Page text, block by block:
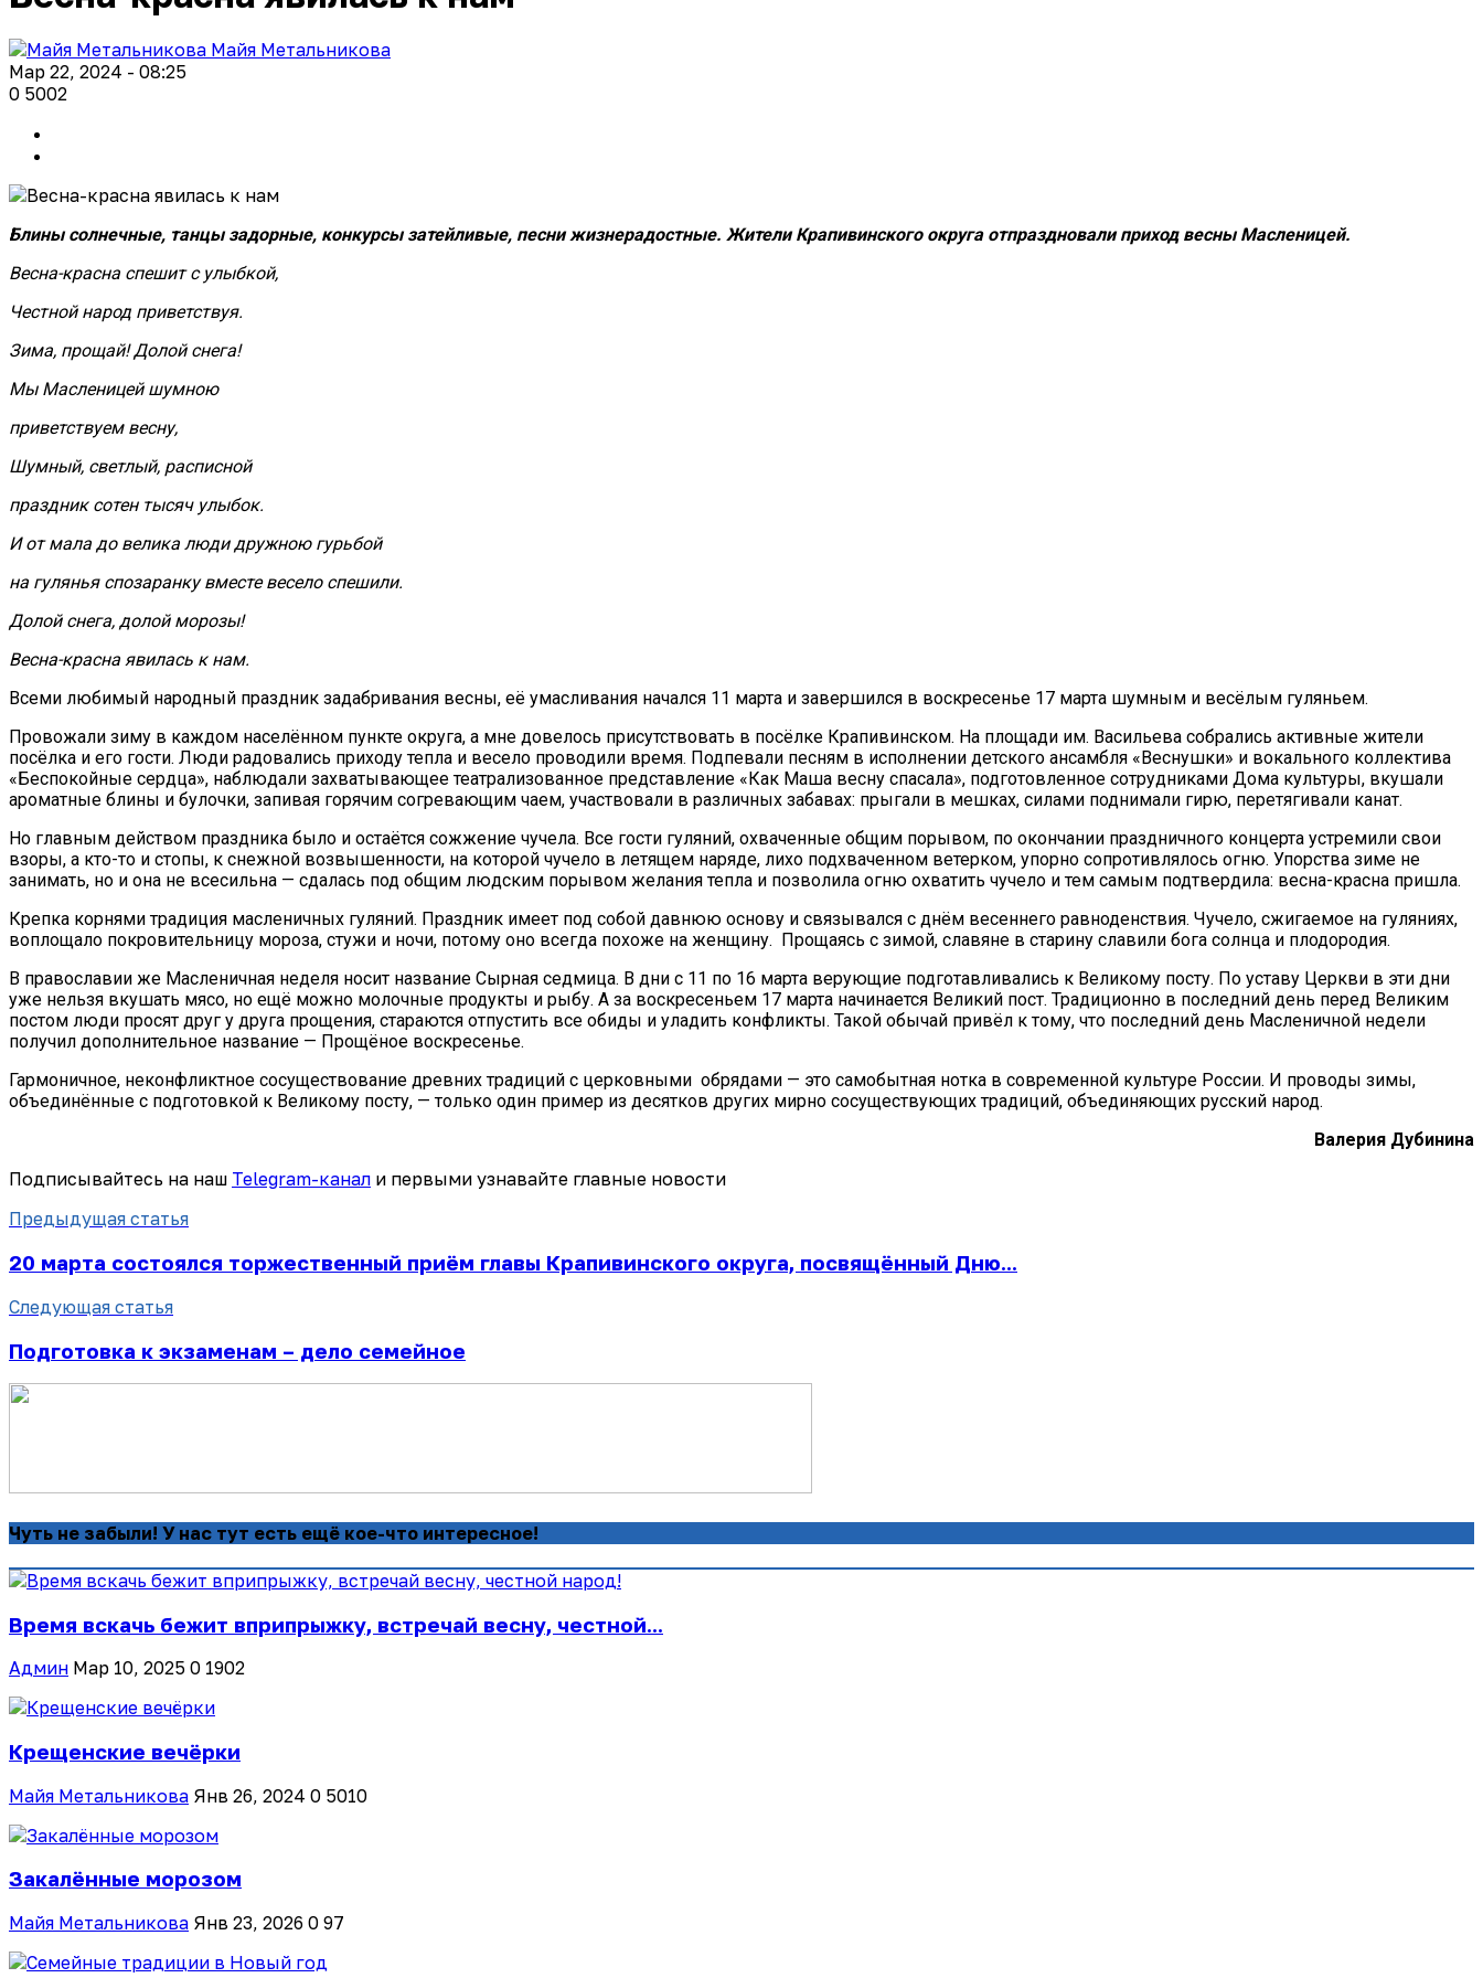
Майя Метальникова
Мар 22, 2024 - 08:25
0 5002
Блины солнечные, танцы задорные, конкурсы затейливые, песни жизнерадостные. Жители Крапивинского округа отпраздновали приход весны Масленицей.
Весна-красна спешит с улыбкой,
Честной народ приветствуя.
Зима, прощай! Долой снега!
Мы Масленицей шумною
приветствуем весну,
Шумный, светлый, расписной
праздник сотен тысяч улыбок.
И от мала до велика люди дружною гурьбой
на гулянья спозаранку вместе весело спешили.
Долой снега, долой морозы!
Весна-красна явилась к нам.
Всеми любимый народный праздник задабривания весны, её умасливания начался 11 марта и завершился в воскресенье 17 марта шумным и весёлым гуляньем.
Провожали зиму в каждом населённом пункте округа, а мне довелось присутствовать в посёлке Крапивинском. На площади им. Васильева собрались активные жители
посёлка и его гости. Люди радовались приходу тепла и весело проводили время. Подпевали песням в исполнении детского ансамбля «Веснушки» и вокального коллектива
«Беспокойные сердца», наблюдали захватывающее театрализованное представление «Как Маша весну спасала», подготовленное сотрудниками Дома культуры, вкушали
ароматные блины и булочки, запивая горячим согревающим чаем, участвовали в различных забавах: прыгали в мешках, силами поднимали гирю, перетягивали канат.
Но главным действом праздника было и остаётся сожжение чучела. Все гости гуляний, охваченные общим порывом, по окончании праздничного концерта устремили свои
взоры, а кто-то и стопы, к снежной возвышенности, на которой чучело в летящем наряде, лихо подхваченном ветерком, упорно сопротивлялось огню. Упорства зиме не
занимать, но и она не всесильна — сдалась под общим людским порывом желания тепла и позволила огню охватить чучело и тем самым подтвердила: весна-красна пришла.
Крепка корнями традиция масленичных гуляний. Праздник имеет под собой давнюю основу и связывался с днём весеннего равноденствия. Чучело, сжигаемое на гуляниях,
воплощало покровительницу мороза, стужи и ночи, потому оно всегда похоже на женщину. Прощаясь с зимой, славяне в старину славили бога солнца и плодородия.
В православии же Масленичная неделя носит название Сырная седмица. В дни с 11 по 16 марта верующие подготавливались к Великому посту. По уставу Церкви в эти дни
уже нельзя вкушать мясо, но ещё можно молочные продукты и рыбу. А за воскресеньем 17 марта начинается Великий пост. Традиционно в последний день перед Великим
постом люди просят друг у друга прощения, стараются отпустить все обиды и уладить конфликты. Такой обычай привёл к тому, что последний день Масленичной недели
получил дополнительное название — Прощёное воскресенье.
Гармоничное, неконфликтное сосуществование древних традиций с церковными обрядами — это самобытная нотка в современной культуре России. И проводы зимы,
объединённые с подготовкой к Великому посту, — только один пример из десятков других мирно сосуществующих традиций, объединяющих русский народ.
Валерия Дубинина
Подписывайтесь на наш Telegram-канал и первыми узнавайте главные новости
Предыдущая статья
20 марта состоялся торжественный приём главы Крапивинского округа, посвящённый Дню...
Следующая статья
Подготовка к экзаменам – дело семейное
Чуть не забыли! У нас тут есть ещё кое-что интересное!
Время вскачь бежит вприпрыжку, встречай весну, честной...
Админ Мар 10, 2025 0 1902
Крещенские вечёрки
Майя Метальникова Янв 26, 2024 0 5010
Закалённые морозом
Майя Метальникова Янв 23, 2026 0 97